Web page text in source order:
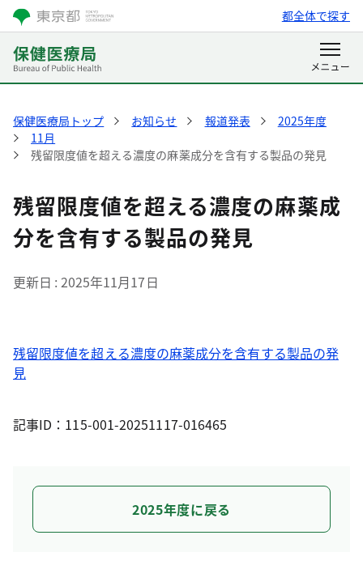
都全体で探す
保健医療局トップ お知らせ 報道発表
2025年度
11月
残留限度値を超える濃度の麻薬成分を含有する製品の発見
残留限度値を超える濃度の麻薬成
分を含有する製品の発見
更新日 2025年11月17日
残留限度値を超える濃度の麻薬成分を含有する製品の発
見
記事ID：115-001-20251117-016465
2025年度に戻る